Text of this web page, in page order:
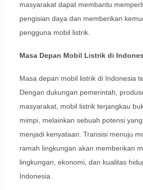
masyarakat dapat membantu
pengisian daya dan memberikan
pengguna mobil listrik.
Masa Depan Mobil Listrik di
Masa depan mobil listrik di Indonesia
Dengan dukungan pemerintah,
masyarakat, mobil listrik terjangkau
mimpi, melainkan sebuah potensi
menjadi kenyataan. Transisi menuju
ramah lingkungan akan memberikan
lingkungan, ekonomi, dan kualitas
Indonesia.